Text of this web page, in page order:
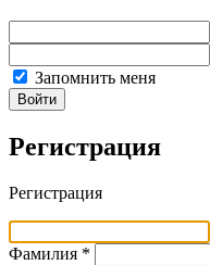
Запомнить меня
Войти
Регистрация
Регистрация
Фамилия *